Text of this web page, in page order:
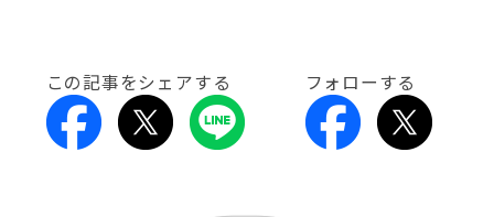
この記事をシェアする フォローする